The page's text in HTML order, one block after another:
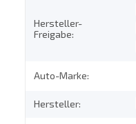
Hersteller-
Freigabe:
Auto-Marke:
Hersteller: